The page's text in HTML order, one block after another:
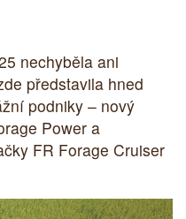
nechyběla ani
představila hned
podniky – nový
Power a
FR Forage Cruiser